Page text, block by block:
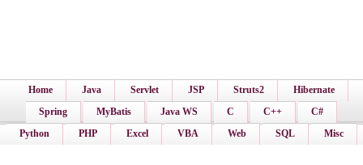
Home Java Servlet JSP Struts2
Hibernate
Spring
MyBatis Java WS C C++
C#
Python
PHP Excel VBA Web SQL Misc